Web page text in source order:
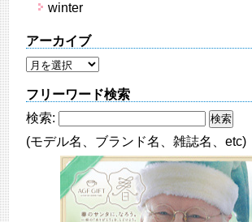
winter
アーカイブ
フリーワード検索
検索:
(モデル名、ブランド名、雑誌名、etc)